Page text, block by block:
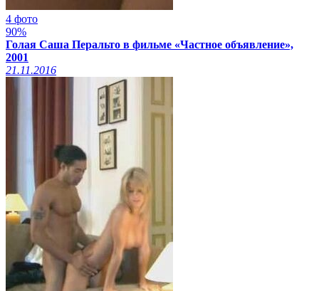
4 фото
90%
Голая Саша Перальто в фильме «Частное объявление»,
2001
21.11.2016